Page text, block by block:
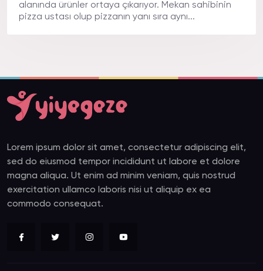
alanında ürünler ortaya çıkarıyor. Mekan sahibinin
pizza ustası olup pizzanın yanı sıra aynı...
Lorem ipsum dolor sit amet, consectetur adipiscing elit,
sed do eiusmod tempor incididunt ut labore et dolore
magna aliqua. Ut enim ad minim veniam, quis nostrud
exercitation ullamco laboris nisi ut aliquip ex ea
commodo consequat.